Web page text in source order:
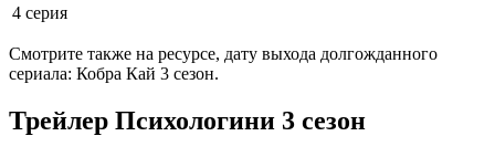
4 серия
Смотрите также на ресурсе, дату выхода долгожданного
сериала: Кобра Кай 3 сезон.
Трейлер Психологини 3 сезон